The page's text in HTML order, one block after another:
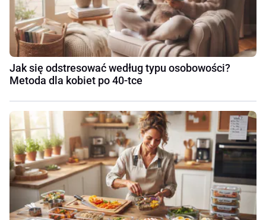
Jak się odstresować według typu osobowości?
Metoda dla kobiet po 40-tce